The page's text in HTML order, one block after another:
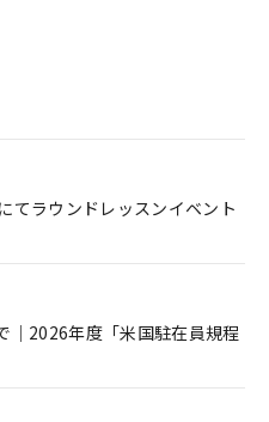
てラウンドレッスンイベント
｜2026年度「米国駐在員規程